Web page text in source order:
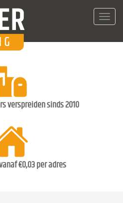
verspreiden sinds 2010
€0,03 per adres